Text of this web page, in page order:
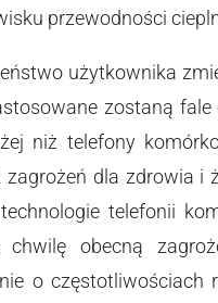
przewodności
użytkownika
zostaną
niż telefony
zagrożeń dla zdrowia i
telefonii
obecną
o